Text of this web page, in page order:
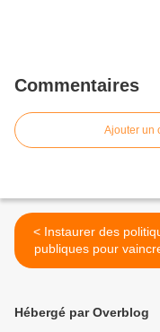
Commentaires
Ajouter un
< Instaurer des politiques
publiques pour vaincre
précarité mobilité
Hébergé par Overblog